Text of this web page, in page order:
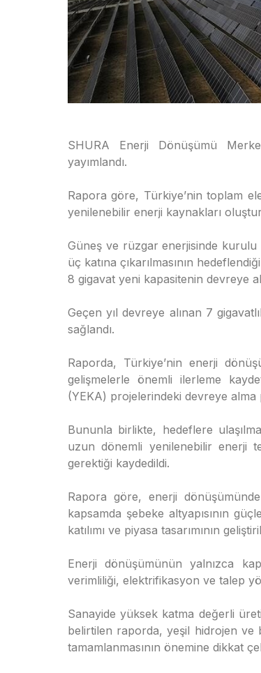
SHURA Enerji Dönüşümü
yayımlandı.
Rapora göre, Türkiye’nin toplam
yenilenebilir enerji kaynakları
Güneş ve rüzgar enerjisinde kurulu
üç katına çıkarılmasının
8 gigavat yeni kapasitenin devreye
Geçen yıl devreye alınan 7
sağlandı.
Raporda, Türkiye’nin enerji
gelişmelerle önemli ilerleme
(YEKA) projelerindeki devreye alma
Bununla birlikte, hedeflere
uzun dönemli yenilenebilir enerji
gerektiği kaydedildi.
Rapora göre, enerji
kapsamda şebeke altyapısının
katılımı ve piyasa tasarımının
Enerji dönüşümünün yalnızca
verimliliği, elektrifikasyon ve talep
Sanayide yüksek katma değerli
belirtilen raporda, yeşil hidrojen ve
tamamlanmasının önemine dikkat